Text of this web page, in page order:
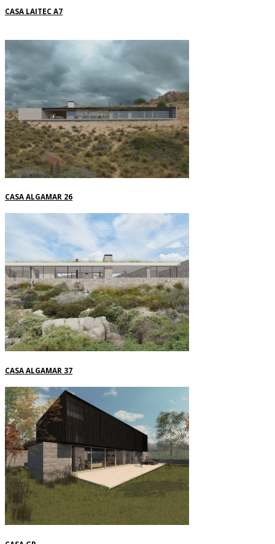
CASA LAITEC A7
CASA ALGAMAR 26
CASA ALGAMAR 37